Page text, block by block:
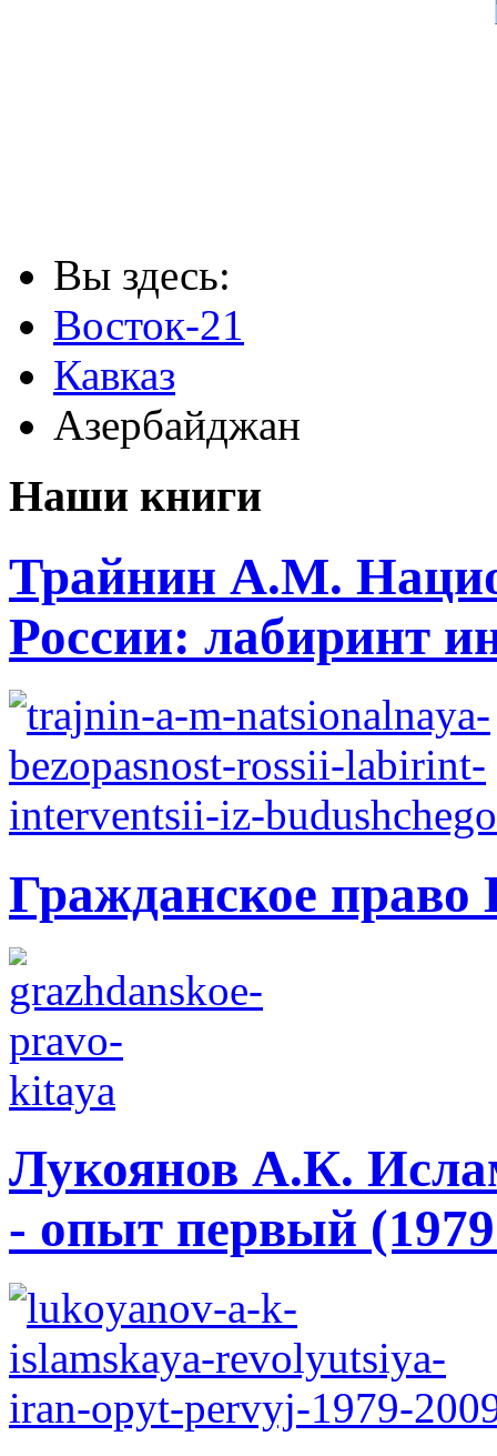
Вы здесь:
Восток-21
Кавказ
Азербайджан
Наши книги
Трайнин А.М.
России: лабиринт
Гражданское право
Лукоянов А.К.
- опыт первый